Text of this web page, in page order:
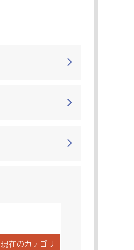
現在のカテゴリ